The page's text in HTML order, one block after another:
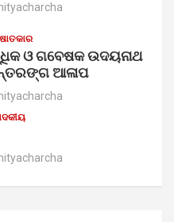
ଓ ଗବେଷକ ଉଦୟନାଥ
ଆଳାପ